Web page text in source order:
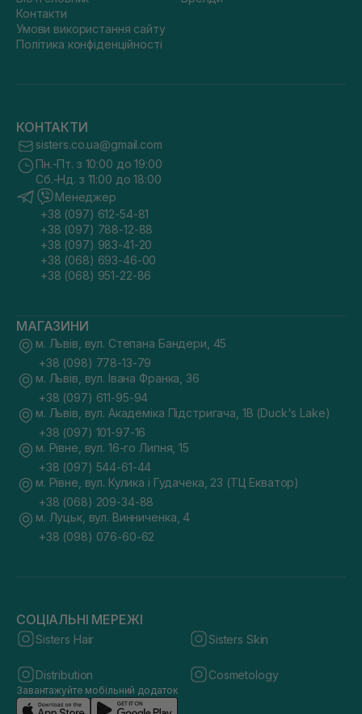
Контакти
Умови використання сайту
Політика конфіденційності
КОНТАКТИ
sisters.co.ua@gmail.com
Пн.-Пт. з 10:00 до 19:00
Сб.-Нд. з 11:00 до 18:00
Менеджер
+38 (097) 612-54-81
+38 (097) 788-12-88
+38 (097) 983-41-20
+38 (068) 693-46-00
+38 (068) 951-22-86
МАГАЗИНИ
м. Львів, вул. Степана Бандери, 45
+38 (098) 778-13-79
м. Львів, вул. Івана Франка, 36
+38 (097) 611-95-94
м. Львів, вул. Академіка Підстригача, 1В (Duck's Lake)
+38 (097) 101-97-16
м. Рівне, вул. 16-го Липня, 15
+38 (097) 544-61-44
м. Рівне, вул. Кулика і Гудачека, 23 (ТЦ Екватор)
+38 (068) 209-34-88
м. Луцьк, вул. Винниченка, 4
+38 (098) 076-60-62
СОЦІАЛЬНІ МЕРЕЖІ
Sisters Hair Sisters Skin
Distribution Cosmetology
Завантажуйте мобільний додаток